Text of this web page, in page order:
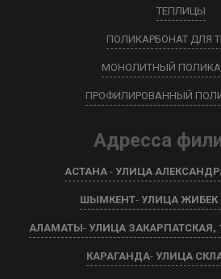
ТЕПЛИЦЫ
ПОЛИКАРБОНАТ ДЛЯ
МОНОЛИТНЫЙ
ПРОФИЛИРОВАННЫЙ
Адресса
АСТАНА - УЛИЦА
ШЫМКЕНТ- УЛИЦА ЖИБЕК
АЛАМАТЫ- УЛИЦА ЗАКАРПАТСКАЯ,
КАРАГАНДА- УЛИЦА